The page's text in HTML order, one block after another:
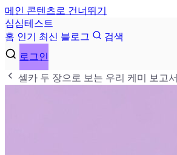
메인 콘텐츠로 건너뛰기
심심테 스 트
홈 인기 최신 블로그
검색
로그인
셀카 두 장으로 보는 우리 케미 보고서